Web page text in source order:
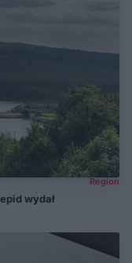
Region
wydał